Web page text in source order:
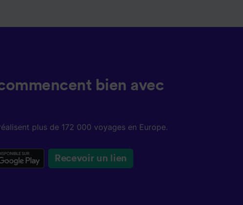
bien avec
plus de 172 000 voyages en Europe.
Recevoir un lien